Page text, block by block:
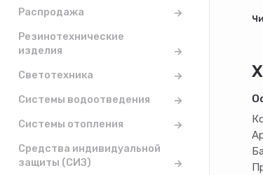
Распродажа
Резинотехнические
изделия
Светотехника
Системы водоотведения
Системы отопления
Средства индивидуальной
защиты (СИЗ)